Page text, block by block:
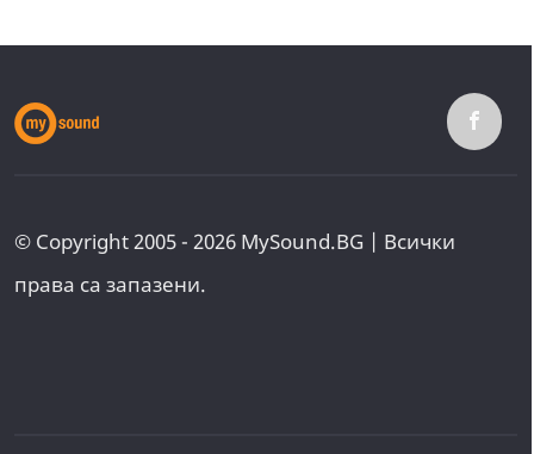
© Copyright 2005 - 2026 MySound.BG | Всички
права са запазени.